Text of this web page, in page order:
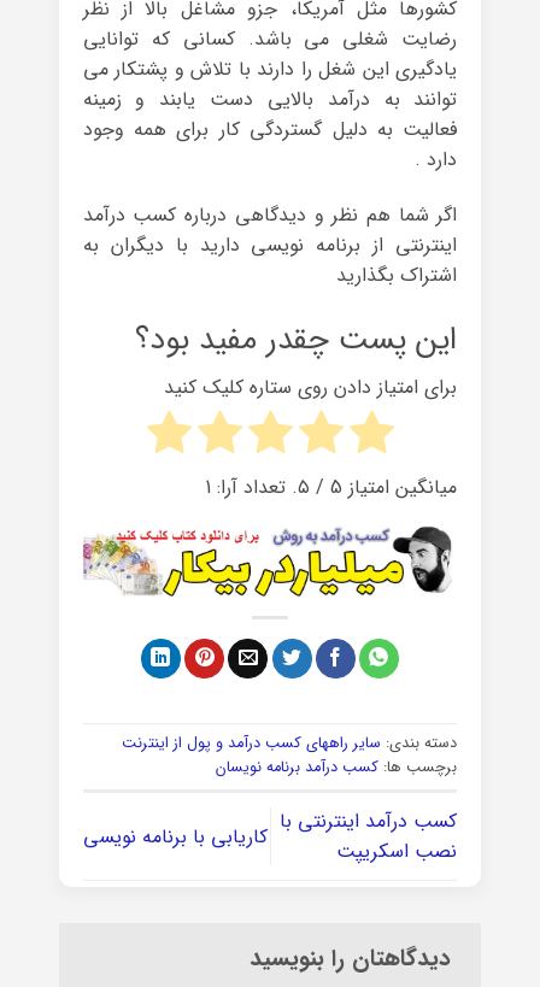
کشورها مثل آمریکا، جزو مشاغل بالا از نظر
رضایت شغلی می باشد. کسانی که توانایی
یادگیری این شغل را دارند با تلاش و پشتکار می
توانند به درآمد بالایی دست یابند و زمینه
فعالیت به دلیل گستردگی کار برای همه وجود
دارد .
اگر شما هم نظر و دیدگاهی درباره کسب درآمد
اینترنتی از برنامه نویسی دارید با دیگران به
اشتراک بگذارید
این پست چقدر مفید بود؟
برای امتیاز دادن روی ستاره کلیک کنید
میانگین امتیاز 5/ ۵. تعداد آرا: 1
دسته بندی: سایر راههای کسب درآمد و پول از اینترنت
برچسب ها: کسب درآمد برنامه نویسان
کسب درآمد اینترنتی با
نصب اسکریپت
کاریابی با برنامه نویسی
دیدگاهتان را بنویسید